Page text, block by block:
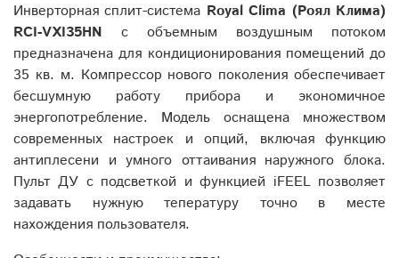
Инверторная сплит-система Royal Clima (Роял Клима)
RCI-VXI35HN с объемным воздушным потоком
предназначена для кондиционирования помещений до
35 кв. м. Компрессор нового поколения обеспечивает
бесшумную работу прибора и экономичное
энергопотребление. Модель оснащена множеством
современных настроек и опций, включая функцию
антиплесени и умного оттаивания наружного блока.
Пульт ДУ с подсветкой и функцией iFEEL позволяет
задавать нужную тепературу точно в месте
нахождения пользователя.